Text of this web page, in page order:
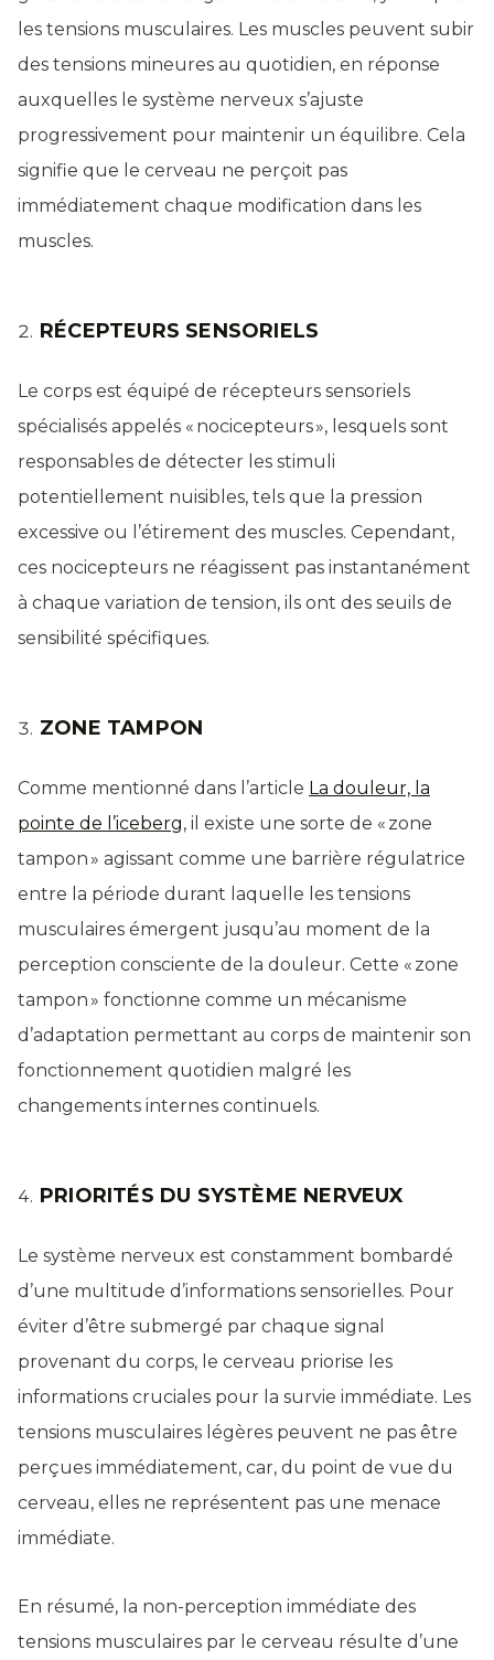
les tensions musculaires. Les muscles peuvent subir
des tensions mineures au quotidien, en réponse
auxquelles le système nerveux s’ajuste
progressivement pour maintenir un équilibre. Cela
signifie que le cerveau ne perçoit pas
immédiatement chaque modification dans les
muscles.
RÉCEPTEURS SENSORIELS
Le corps est équipé de récepteurs sensoriels
spécialisés appelés « nocicepteurs », lesquels sont
responsables de détecter les stimuli
potentiellement nuisibles, tels que la pression
excessive ou l’étirement des muscles. Cependant,
ces nocicepteurs ne réagissent pas instantanément
à chaque variation de tension, ils ont des seuils de
sensibilité spécifiques.
ZONE TAMPON
Comme mentionné dans l’article La douleur, la
pointe de l’iceberg, il existe une sorte de « zone
tampon » agissant comme une barrière régulatrice
entre la période durant laquelle les tensions
musculaires émergent jusqu’au moment de la
perception consciente de la douleur. Cette « zone
tampon » fonctionne comme un mécanisme
d’adaptation permettant au corps de maintenir son
fonctionnement quotidien malgré les
changements internes continuels.
PRIORITÉS DU SYSTÈME NERVEUX
Le système nerveux est constamment bombardé
d’une multitude d’informations sensorielles. Pour
éviter d’être submergé par chaque signal
provenant du corps, le cerveau priorise les
informations cruciales pour la survie immédiate. Les
tensions musculaires légères peuvent ne pas être
perçues immédiatement, car, du point de vue du
cerveau, elles ne représentent pas une menace
immédiate.
En résumé, la non-perception immédiate des
tensions musculaires par le cerveau résulte d’une